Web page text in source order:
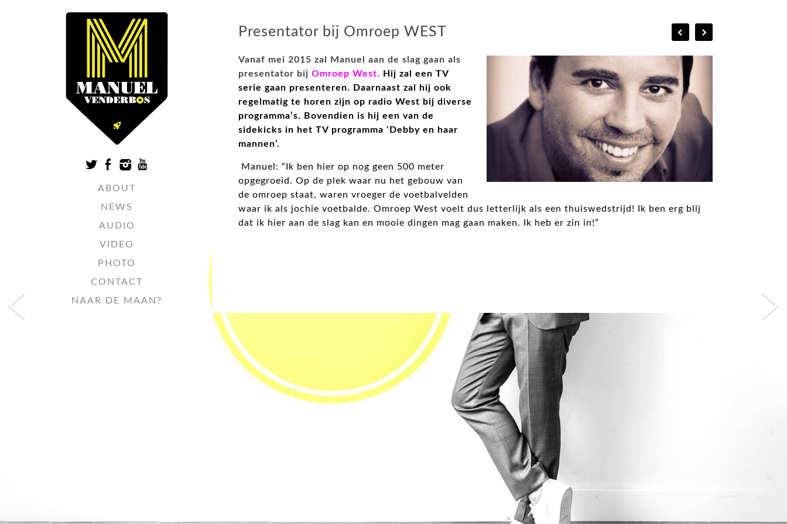
ABOUT
NEWS
AUDIO
VIDEO
PHOTO
CONTACT
NAAR DE MAAN?
Presentator bij Omroep WEST
Vanaf mei 2015 zal Manuel aan de slag gaan als
presentator bij Omroep West.
Hij zal een TV
serie gaan presenteren. Daarnaast zal hij ook
regelmatig te horen zijn op radio West bij diverse
programma’s. Bovendien is hij een van de
sidekicks in het TV programma ‘Debby en haar
mannen’.
Manuel: “Ik ben hier op nog geen 500 meter
opgegroeid. Op de plek waar nu het gebouw van
de omroep staat, waren vroeger de voetbalvelden
waar ik als jochie voetbalde. Omroep West voelt dus letterlijk als een thuiswedstrijd! Ik ben erg blij
dat ik hier aan de slag kan en mooie dingen mag gaan maken. Ik heb er zin in!”